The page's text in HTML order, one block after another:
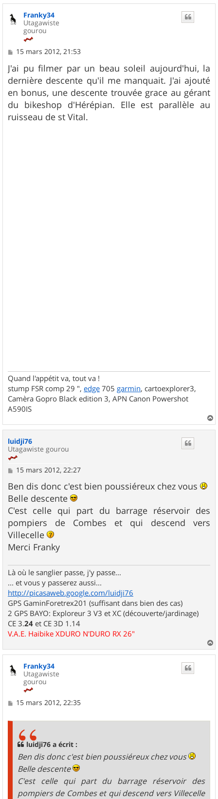
Franky34
Utagawiste
gourou
M
s
s
a
g
e
15 mars 2012, 21:53
J'ai pu filmer par un beau soleil aujourd'hui, la
dernière descente qu'il me manquait. J'ai ajouté
en bonus, une descente trouvée grace au gérant
du bikeshop d'Hérépian. Elle est parallèle au
ruisseau de st Vital.
Quand l'appétit va, tout va !
stump FSR comp 29 ", edge 705 garmin, cartoexplorer3,
Camèra Gopro Black edition 3, APN Canon Powershot
A590IS
a
luidji76
Utagawiste gourou
M
s
s
a
g
e
15 mars 2012, 22:27
Ben dis donc c'est bien poussiéreux chez vous
Belle descente
C'est celle qui part du barrage réservoir des
pompiers de Combes et qui descend vers
Villecelle
Merci Franky
Là où le sanglier passe, j'y passe...
... et vous y passerez aussi...
http://picasaweb.google.com/luidji76
GPS GaminForetrex201 (suffisant dans bien des cas)
2 GPS BAYO: Exploreur 3 V3 et XC (découverte/jardinage)
CE 3.24 et CE 3D 1.14
V.A.E. Haibike XDURO N'DURO RX 26"
a
u
Franky34
Utagawiste
gourou
M15 mars 2012, 22:35
luidji76 a écrit :
Ben dis donc c'est bien poussiéreux chez vous
Belle descente
C'est celle qui part du barrage réservoir des
pompiers de Combes et qui descend vers Villecelle